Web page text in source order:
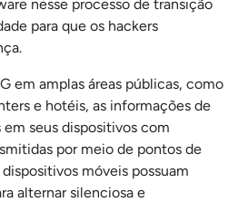
nesse processo de transição
para que os hackers
em amplas áreas públicas, como
e hotéis, as informações de
em seus dispositivos com
por meio de pontos de
móveis possuam
alternar silenciosa e